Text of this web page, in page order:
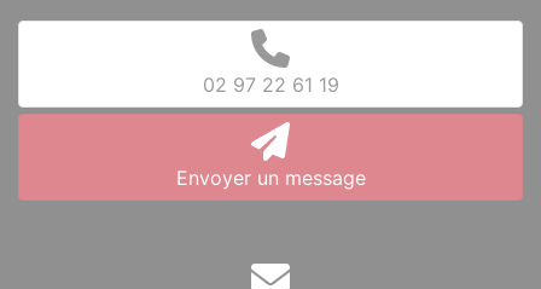
02 97 22 61 19
Envoyer un message